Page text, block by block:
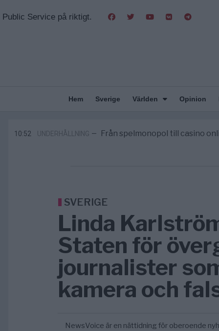
Public Service på riktigt.
Hem Sverige Världen Opinion
10:52 UNDERHÅLLNING — Från spelmonopol till casino
SVERIGE
Linda
Staten för
journalister
kamera och
NewsVoice är en nättidning för oberoende